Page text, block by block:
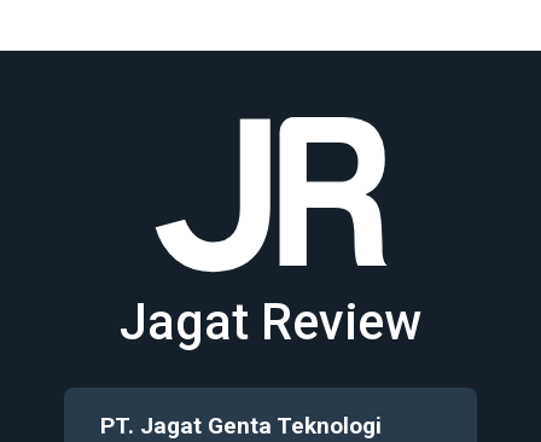
Jagat Review
PT. Jagat Genta Teknologi